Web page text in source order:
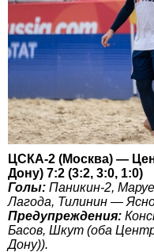
ЦСКА-2 (Москва) —
Дону) 7:2 (3:2, 3:0, 1:0)
Голы: Паникин-2,
Лагода, Тилинин —
Предупреждения:
Басов, Шкут (оба
Дону)).